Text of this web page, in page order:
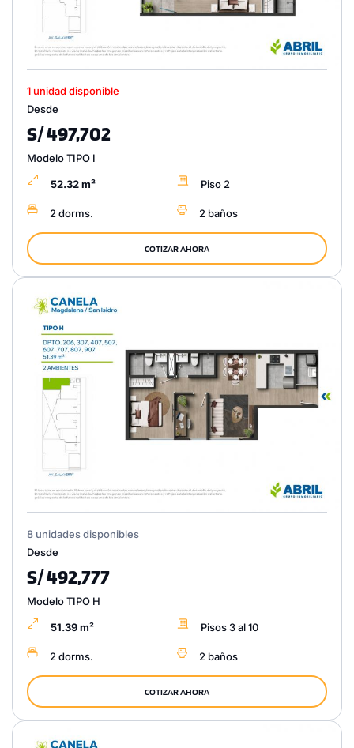
1 unidad disponible
Desde
S/ 497,702
Modelo TIPO I
52.32 m² Piso 2
2 dorms. 2 baños
COTIZAR AHORA
8 unidades disponibles
Desde
S/ 492,777
Modelo TIPO H
51.39 m² Pisos 3 al 10
2 dorms. 2 baños
COTIZAR AHORA